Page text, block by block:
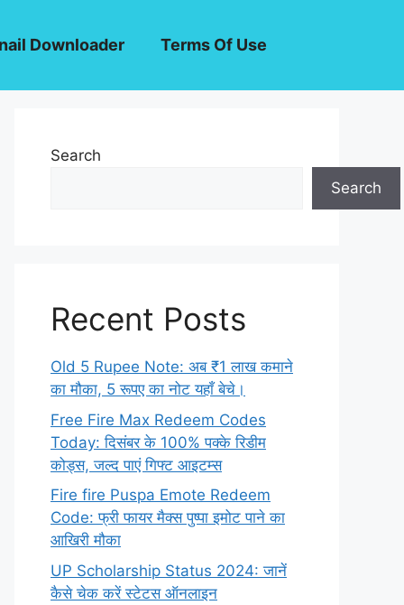
Downloader Terms Of Use
Search
Search
Recent Posts
Old 5 Rupee Note: अब ₹1 लाख कमाने
का मौका, 5 रूपए का नोट यहाँ बेचे।
Free Fire Max Redeem Codes
Today: दिसंबर के 100% पक्के रिडीम
कोड्स, जल्द पाएं गिफ्ट आइटम्स
Fire fire Puspa Emote Redeem
Code: फ्री फायर मैक्स पुष्पा इमोट पाने का
आखिरी मौका
UP Scholarship Status 2024: जानें
कैसे चेक करें स्टेटस ऑनलाइन